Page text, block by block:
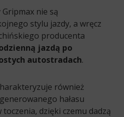
nie są
stylu jazdy, a wręcz
producenta
jazdą po
autostradach.
również
hałasu
dzięki czemu dadzą